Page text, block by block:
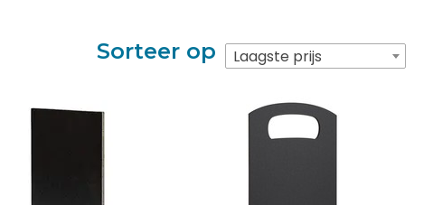
Sorteer op Laagste prijs